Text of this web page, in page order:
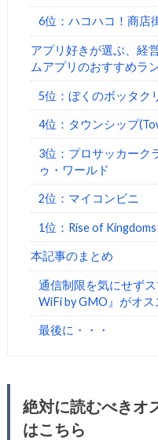
6位：ハコハコ！商店
アプリ好きが選ぶ、経
ムアプリのおすすめラ
5位：ぼくのボッタク
4位：タウンシップ
3位：プロサッカーク
ゥ・ワールド
2位：マイコンビニ
1位：Rise of
本記事のまとめ
通信制限を気にせず
WiFi by GMO』がオス
最後に・・・
絶対に読むべきオ
はこちら